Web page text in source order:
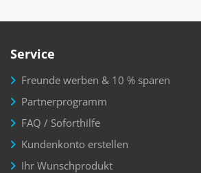
Service
Freunde werben & 10 % sparen
Partnerprogramm
FAQ / Soforthilfe
Kundenkonto erstellen
Ihr Wunschprodukt